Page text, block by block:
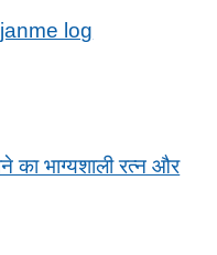
log
का भाग्यशाली रत्न और